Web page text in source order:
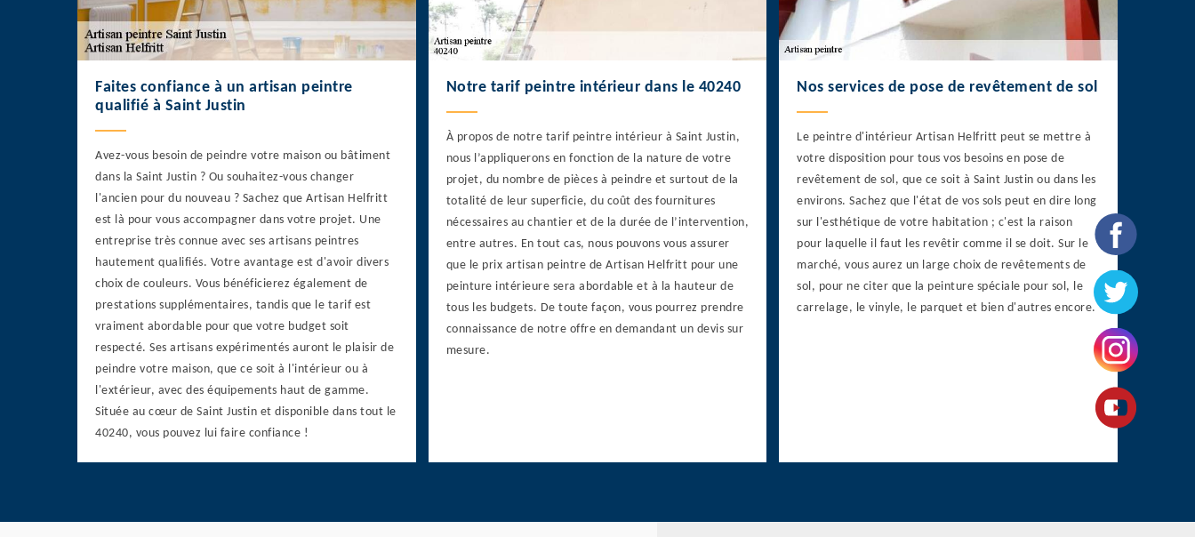
Faites confiance à un artisan peintre
qualifié à Saint Justin
Avez-vous besoin de peindre votre maison ou bâtiment
dans la Saint Justin ? Ou souhaitez-vous changer
l'ancien pour du nouveau ? Sachez que Artisan Helfritt
est là pour vous accompagner dans votre projet. Une
entreprise très connue avec ses artisans peintres
hautement qualifiés. Votre avantage est d'avoir divers
choix de couleurs. Vous bénéficierez également de
prestations supplémentaires, tandis que le tarif est
vraiment abordable pour que votre budget soit
respecté. Ses artisans expérimentés auront le plaisir de
peindre votre maison, que ce soit à l'intérieur ou à
l'extérieur, avec des équipements haut de gamme.
Située au cœur de Saint Justin et disponible dans tout le
40240, vous pouvez lui faire confiance !
Notre tarif peintre intérieur dans le 40240
À propos de notre tarif peintre intérieur à Saint Justin,
nous l’appliquerons en fonction de la nature de votre
projet, du nombre de pièces à peindre et surtout de la
totalité de leur superficie, du coût des fournitures
nécessaires au chantier et de la durée de l’intervention,
entre autres. En tout cas, nous pouvons vous assurer
que le prix artisan peintre de Artisan Helfritt pour une
peinture intérieure sera abordable et à la hauteur de
tous les budgets. De toute façon, vous pourrez prendre
connaissance de notre offre en demandant un devis sur
mesure.
Nos services de pose de revêtement de sol
Le peintre d'intérieur Artisan Helfritt peut se mettre à
votre disposition pour tous vos besoins en pose de
revêtement de sol, que ce soit à Saint Justin ou dans les
environs. Sachez que l'état de vos sols peut en dire long
sur l'esthétique de votre habitation ; c'est la raison
pour laquelle il faut les revêtir comme il se doit. Sur le
marché, vous aurez un large choix de revêtements de
sol, pour ne citer que la peinture spéciale pour sol, le
carrelage, le vinyle, le parquet et bien d'autres encore.